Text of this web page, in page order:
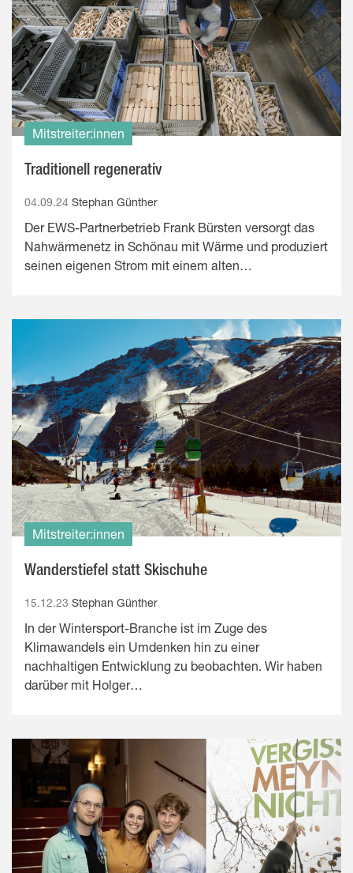
Mitstreiter:innen
Traditionell regenerativ
04.09.24 Stephan Günther
Der EWS-Partnerbetrieb Frank Bürsten versorgt das
Nahwärmenetz in Schönau mit Wärme und produziert
seinen eigenen Strom mit einem alten…
Mitstreiter:innen
Wanderstiefel statt Skischuhe
15.12.23 Stephan Günther
In der Wintersport-Branche ist im Zuge des
Klimawandels ein Umdenken hin zu einer
nachhaltigen Entwicklung zu beobachten. Wir haben
darüber mit Holger…